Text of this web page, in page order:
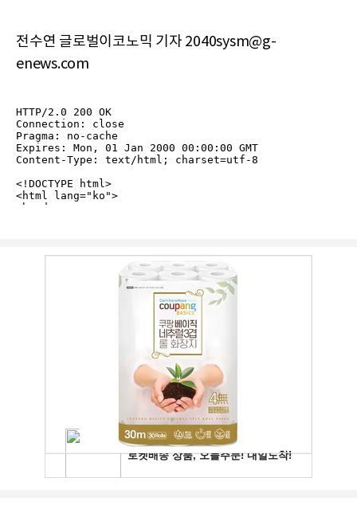
전수연 글로벌이코노믹 기자 2040sysm@g-
enews.com